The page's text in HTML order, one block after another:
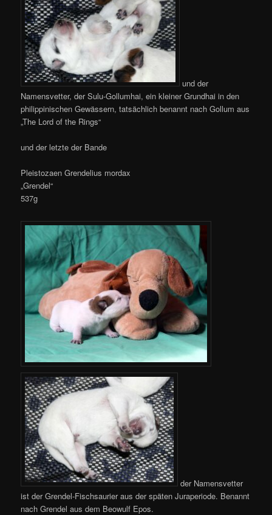
und der
Namensvetter, der Sulu-Gollumhai, ein kleiner Grundhai in den
philippinischen Gewässern, tatsächlich benannt nach Gollum aus
„The Lord of the Rings“
und der letzte der Bande
Pleistozaen Grendelius mordax
„Grendel“
537g
der Namensvetter
ist der Grendel-Fischsaurier aus der späten Juraperiode. Benannt
nach Grendel aus dem Beowulf Epos.